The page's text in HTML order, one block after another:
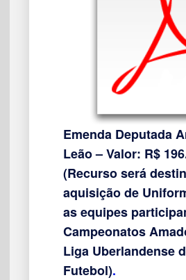
Emenda Deputada
Leão – Valor: R$
(Recurso será
aquisição de
as equipes
Campeonatos
Liga Uberlandense
Futebol).